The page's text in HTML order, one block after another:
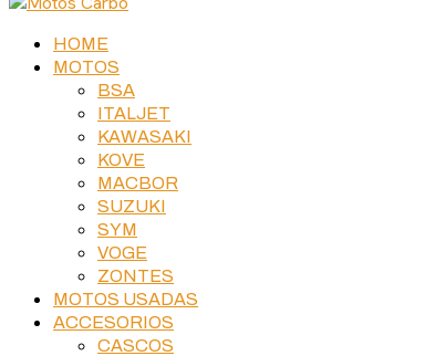
HOME
MOTOS
BSA
ITALJET
KAWASAKI
KOVE
MACBOR
SUZUKI
SYM
VOGE
ZONTES
MOTOS USADAS
ACCESORIOS
CASCOS